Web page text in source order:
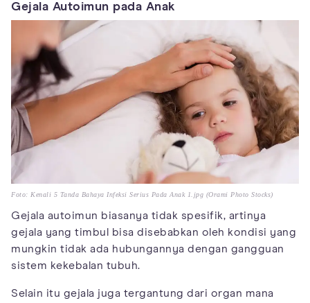
Gejala Autoimun pada Anak
Foto: Kenali 5 Tanda Bahaya Infeksi Serius Pada Anak 1.jpg (Orami Photo Stocks)
Gejala autoimun biasanya tidak spesifik, artinya
gejala yang timbul bisa disebabkan oleh kondisi yang
mungkin tidak ada hubungannya dengan gangguan
sistem kekebalan tubuh.
Selain itu gejala juga tergantung dari organ mana